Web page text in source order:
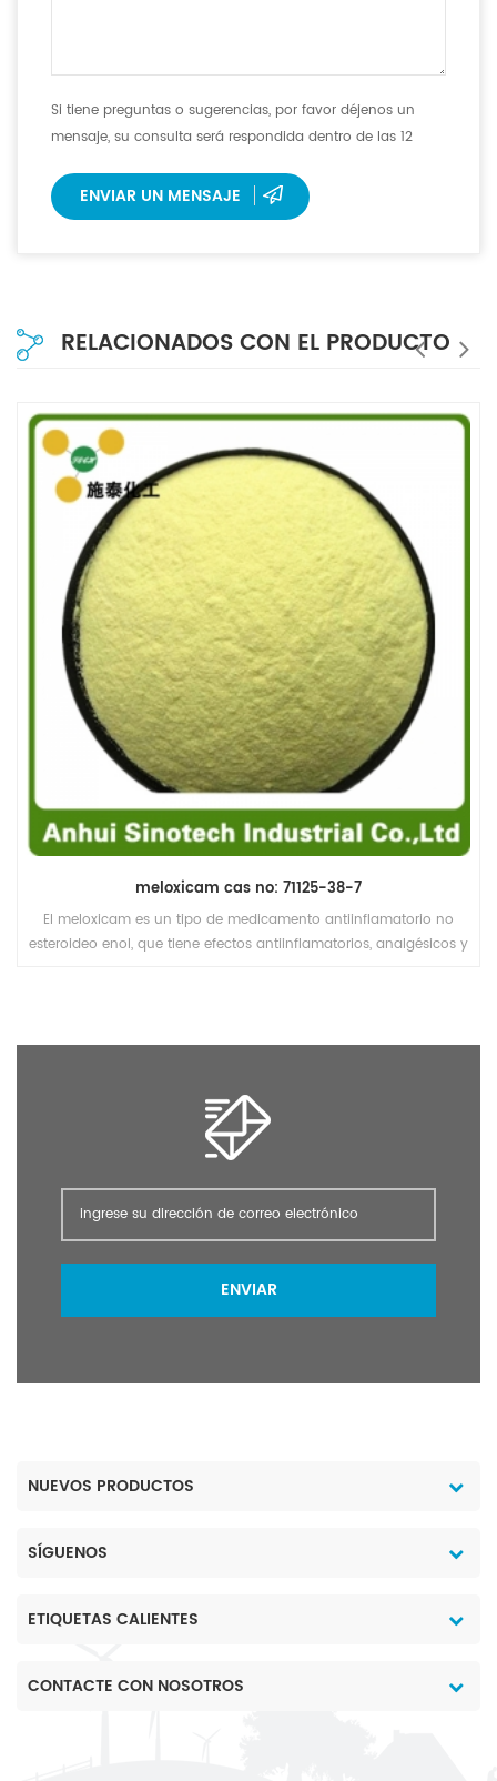
Si tiene preguntas o sugerencias, por favor déjenos un
mensaje, su consulta será respondida dentro de las 12
ENVIAR UN MENSAJE
RELACIONADOS CON EL PRODUCTO
meloxicam cas no: 71125-38-7
El meloxicam es un tipo de medicamento antiinflamatorio no
esteroideo enol, que tiene efectos antiinflamatorios, analgésicos y
ENVIAR
NUEVOS PRODUCTOS
SÍGUENOS
ETIQUETAS CALIENTES
CONTACTE CON NOSOTROS